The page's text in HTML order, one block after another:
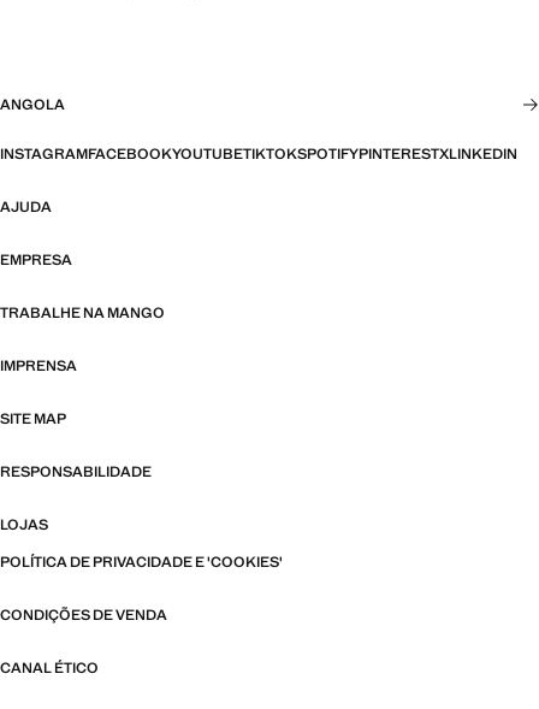
ANGOLA
INSTAGRAMFACEBOOKYOUTUBETIKTOKSPOTIFYPINTERESTXLINKEDIN
AJUDA
EMPRESA
TRABALHE NA MANGO
IMPRENSA
SITE MAP
RESPONSABILIDADE
LOJAS
POLÍTICA DE PRIVACIDADE E 'COOKIES'
CONDIÇÕES DE VENDA
CANAL ÉTICO